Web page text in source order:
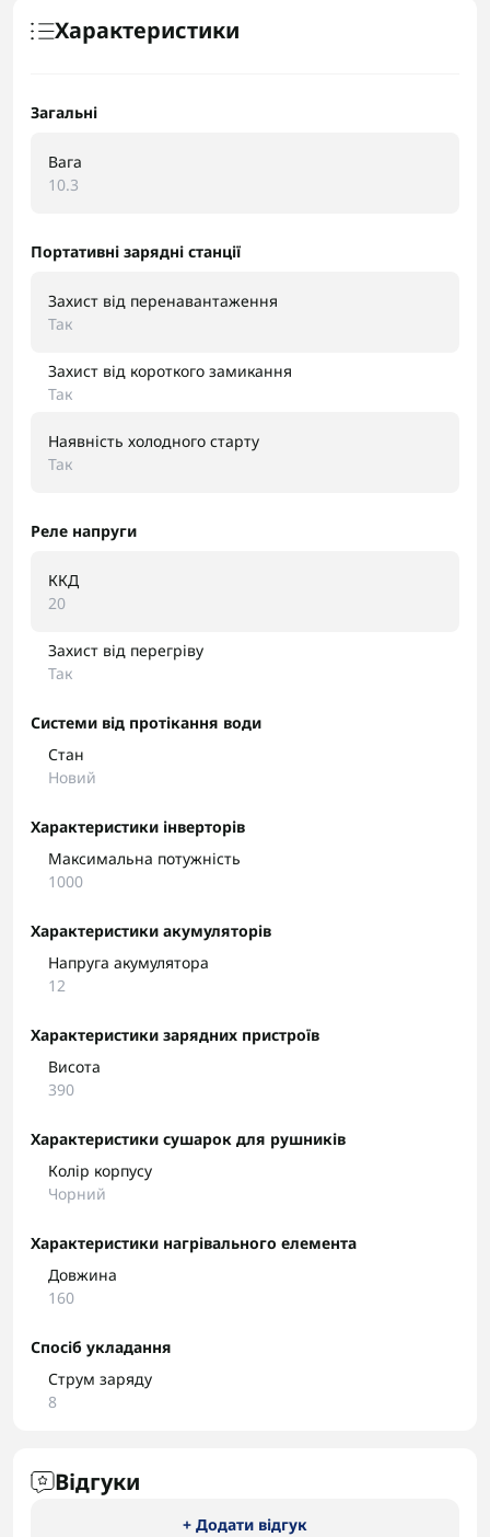
Характеристики
Загальні
Вага
10.3
Портативні зарядні станції
Захист від перенавантаження
Так
Захист від короткого замикання
Так
Наявність холодного старту
Так
Реле напруги
ККД
20
Захист від перегріву
Так
Системи від протікання води
Стан
Новий
Характеристики інверторів
Максимальна потужність
1000
Характеристики акумуляторів
Напруга акумулятора
12
Характеристики зарядних пристроїв
Висота
390
Характеристики сушарок для рушників
Колір корпусу
Чорний
Характеристики нагрівального елемента
Довжина
160
Спосіб укладання
Струм заряду
8
Відгуки
+ Додати відгук